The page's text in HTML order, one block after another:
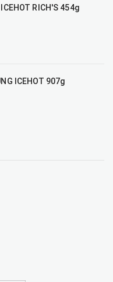
RICH'S 454g
ICEHOT 907g